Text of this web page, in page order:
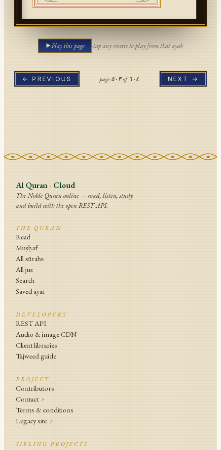
Play this page ·tap any rosette to play from that ayah
← PREVIOUS page٥٠٣of٦٠٤ NEXT →
Al Quran · Cloud
The Noble Quran online — read, listen, study
and build with the open REST API.
THE QURAN
Read
Muṣḥaf
All sūrahs
All juz
Search
Saved āyāt
DEVELOPERS
REST API
Audio & image CDN
Client libraries
Tajweed guide
PROJECT
Contributors
Contact ↗
Terms & conditions
Legacy site ↗
SIBLING PROJECTS